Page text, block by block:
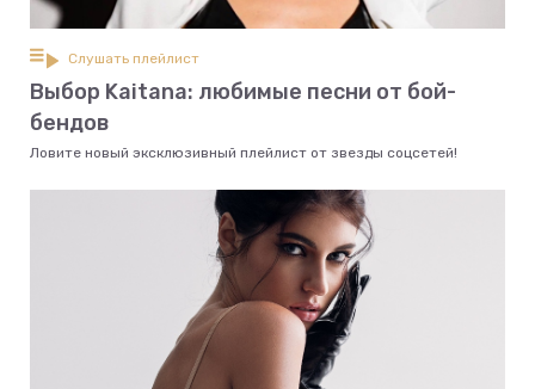
Слушать плейлист
Выбор Kaitana: любимые песни от бой-
бендов
Ловите новый эксклюзивный плейлист от звезды соцсетей!